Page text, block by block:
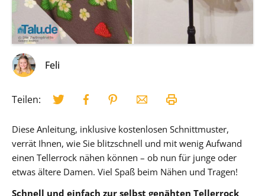
Feli
Teilen:
Diese Anleitung, inklusive kostenlosen Schnittmuster,
verrät Ihnen, wie Sie blitzschnell und mit wenig Aufwand
einen Tellerrock nähen können – ob nun für junge oder
etwas ältere Damen. Viel Spaß beim Nähen und Tragen!
Schnell und einfach zur selbst genähten Tellerrock